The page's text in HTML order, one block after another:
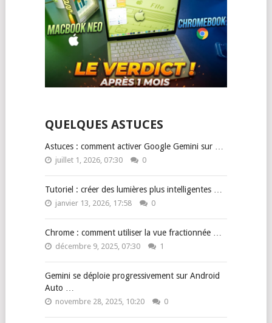
QUELQUES ASTUCES
Astuces : comment activer Google Gemini sur …
juillet 1, 2026, 07:30 0
Tutoriel : créer des lumières plus intelligentes …
janvier 13, 2026, 17:58 0
Chrome : comment utiliser la vue fractionnée …
décembre 9, 2025, 07:30 1
Gemini se déploie progressivement sur Android
Auto …
novembre 28, 2025, 10:20 0